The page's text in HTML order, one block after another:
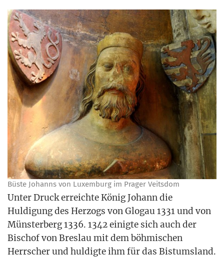
Büs­te Johanns von Luxem­burg im Pra­ger Veitsdom
Unter Druck erreich­te König Johann die
Hul­di­gung des Her­zogs von Glo­gau 1331 und von
Müns­ter­berg 1336. 1342 einig­te sich auch der
Bischof von Bres­lau mit dem böh­mi­schen
Herr­scher und hul­dig­te ihm für das Bis­tums­land.